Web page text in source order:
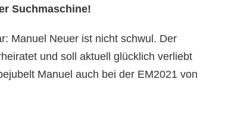
Suchmaschine!
Manuel Neuer ist nicht schwul. Der
und soll aktuell glücklich verliebt
Manuel auch bei der EM2021 von